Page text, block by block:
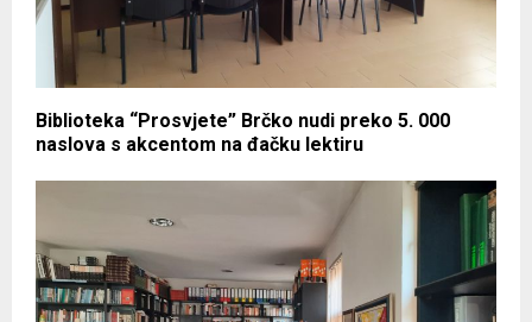
Biblioteka “Prosvjete” Brčko nudi preko 5. 000
naslova s akcentom na đačku lektiru